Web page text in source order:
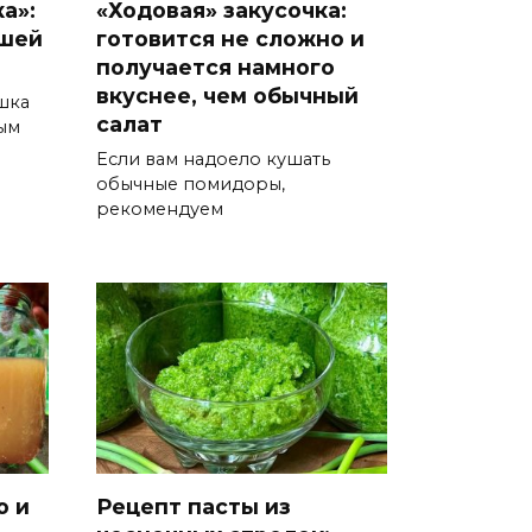
«Ходовая» закусочка:
готовится не сложно и
получается намного
вкуснее, чем обычный
салат
Если вам надоело кушать
обычные помидоры,
рекомендуем
и
Рецепт пасты из